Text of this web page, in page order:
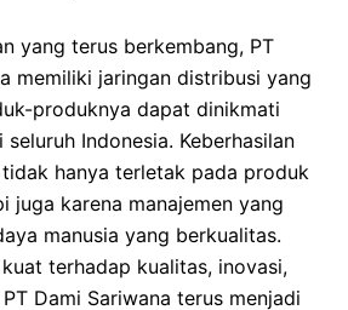
yang terus berkembang, PT
memiliki jaringan distribusi yang
produknya dapat dinikmati
Indonesia. Keberhasilan
tidak hanya terletak pada produk
juga karena manajemen yang
manusia yang berkualitas.
terhadap kualitas, inovasi,
Dami Sariwana terus menjadi